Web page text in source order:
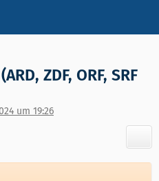
ZDF, ORF, SRF
um 19:26